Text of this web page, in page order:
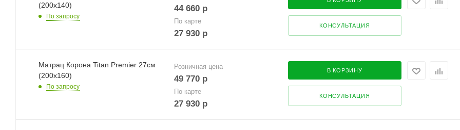
(200х140)
По запросу
44 660р
По карте
27 930р
КОНСУЛЬТАЦИЯ
Матрац Корона Titan Premier 27см
(200х160)
По запросу
Розничная цена
49 770р
По карте
27 930р
В КОРЗИНУ
КОНСУЛЬТАЦИЯ